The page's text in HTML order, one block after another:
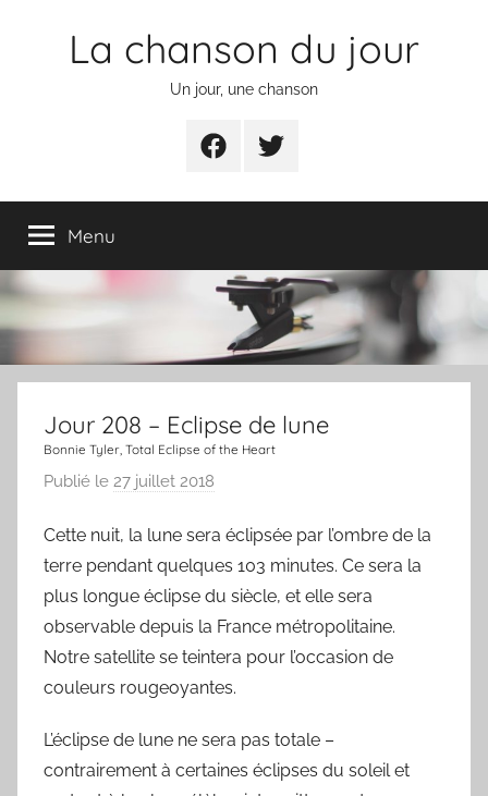
La chanson du jour
Un jour, une chanson
FacebookTwitter
Menu
Jour 208 – Eclipse de lune
Bonnie Tyler, Total Eclipse of the Heart
Publié le 27 juillet 2018
r
L
a
C
h
a
s
o
Cette nuit, la lune sera éclipsée par l’ombre de la
terre pendant quelques 103 minutes. Ce sera la
plus longue éclipse du siècle, et elle sera
observable depuis la France métropolitaine.
Notre satellite se teintera pour l’occasion de
couleurs rougeoyantes.
L’éclipse de lune ne sera pas totale –
contrairement à certaines éclipses du soleil et